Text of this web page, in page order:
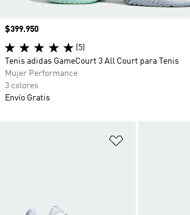
Añadir a la
Precio
$399.950
(5)
Tenis adidas GameCourt 3 All Court para Tenis
Mujer Performance
3 colores
Envío Gratis